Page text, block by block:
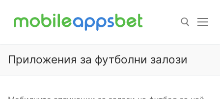
към
съдържанието
Търсене за:
Приложения за футболни залози